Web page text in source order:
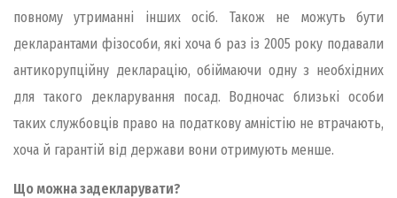
повному утриманні інших осіб. Також не можуть бути
декларантами фізособи, які хоча б раз із 2005 року подавали
антикорупційну декларацію, обіймаючи одну з необхідних
для такого декларування посад. Водночас близькі особи
таких службовців право на податкову амністію не втрачають,
хоча й гарантій від держави вони отримують менше.
Що можна задекларувати?